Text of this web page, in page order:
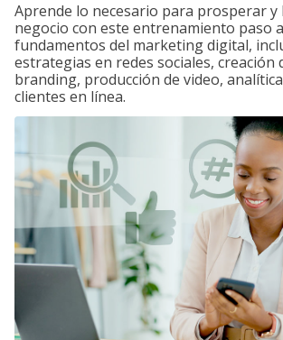
Aprende lo necesario para prosperar y
negocio con este entrenamiento paso
fundamentos del marketing digital,
estrategias en redes sociales, creación
branding, producción de video,
clientes en línea.